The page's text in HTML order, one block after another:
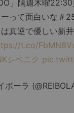
」隔週木曜22:30
って面白いな＃25
真逆で優しい新
t.co/
シベニク
ーラ